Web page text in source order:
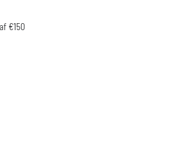
€150